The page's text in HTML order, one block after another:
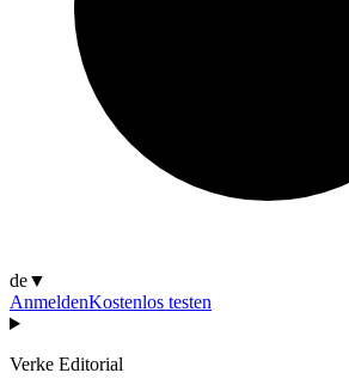
de▼
AnmeldenKostenlos testen
Verke Editorial